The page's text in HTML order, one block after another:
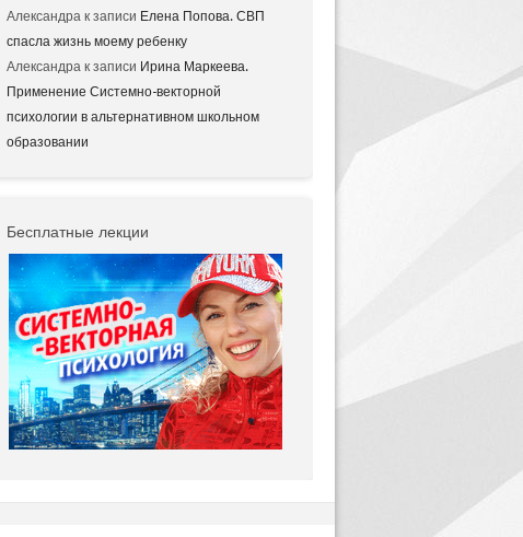
Александра к записи Елена Попова. СВП
спасла жизнь моему ребенку
Александра к записи Ирина Маркеева.
Применение Системно-векторной
психологии в альтернативном школьном
образовании
Бесплатные лекции